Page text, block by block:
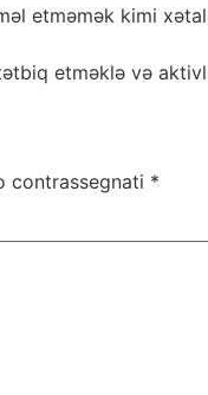
etməmək kimi
etməklə və
contrassegnati *